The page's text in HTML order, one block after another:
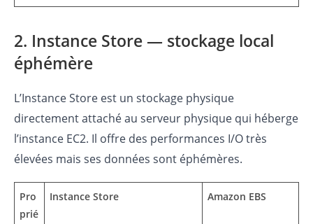
2. Instance Store — stockage local
éphémère
L’Instance Store est un stockage physique
directement attaché au serveur physique qui héberge
l’instance EC2. Il offre des performances I/O très
élevées mais ses données sont éphémères.
Pro
prié
Instance Store Amazon EBS